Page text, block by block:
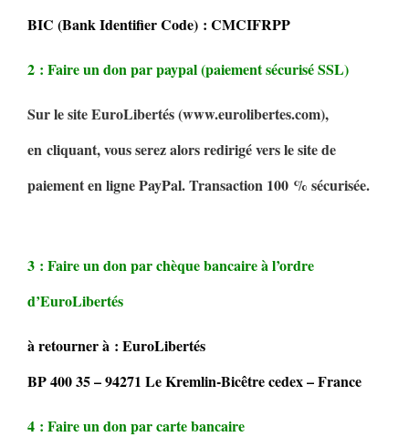
BIC (Bank Identifier Code) : CMCIFRPP
2 : Faire un don par paypal (paiement sécurisé SSL)
Sur le site EuroLibertés (www.eurolibertes.com),
en cliquant, vous serez alors redirigé vers le site de
paiement en ligne PayPal. Transaction 100 % sécurisée.
3 : Faire un don par chèque bancaire à l’ordre
d’EuroLibertés
à retourner à : EuroLibertés
BP 400 35 – 94271 Le Kremlin-Bicêtre cedex – France
4 : Faire un don par carte bancaire